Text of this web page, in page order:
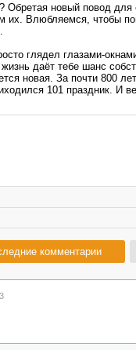
Обретая новый повод
их. Влюбляемся, чтобы
глядел глазами-
даёт тебе шанс
новая. За почти 800
101 праздник. И
комментарии